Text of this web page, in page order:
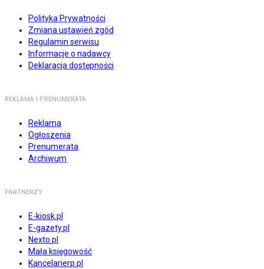
Polityka Prywatności
Zmiana ustawień zgód
Regulamin serwisu
Informacje o nadawcy
Deklaracja dostępności
REKLAMA I PRENUMERATA
Reklama
Ogłoszenia
Prenumerata
Archiwum
PARTNERZY
E-kiosk.pl
E-gazety.pl
Nexto.pl
Mała księgowość
Kancelarierp.pl